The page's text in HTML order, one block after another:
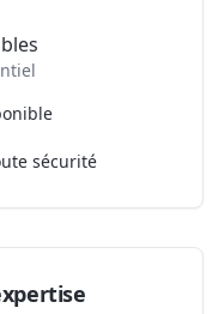
sécurité